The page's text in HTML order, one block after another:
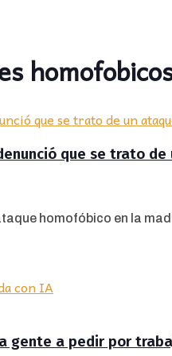
que se trato
homofóbico en la
gente a pedir por